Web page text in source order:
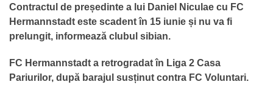
Contractul de președinte a lui Daniel Niculae cu FC
Hermannstadt este scadent în 15 iunie și nu va fi
prelungit, informează clubul sibian.
FC Hermannstadt a retrogradat în Liga 2 Casa
Pariurilor, după barajul susținut contra FC Voluntari.